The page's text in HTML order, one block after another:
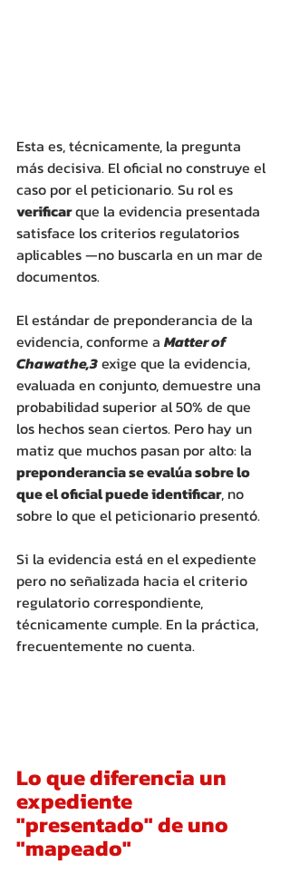
Esta es, técnicamente, la pregunta
más decisiva. El oficial no construye el
caso por el peticionario. Su rol es
verificar que la evidencia presentada
satisface los criterios regulatorios
aplicables —no buscarla en un mar de
documentos.
El estándar de preponderancia de la
evidencia, conforme a Matter of
Chawathe,3 exige que la evidencia,
evaluada en conjunto, demuestre una
probabilidad superior al 50% de que
los hechos sean ciertos. Pero hay un
matiz que muchos pasan por alto: la
preponderancia se evalúa sobre lo
que el oficial puede identificar, no
sobre lo que el peticionario presentó.
Si la evidencia está en el expediente
pero no señalizada hacia el criterio
regulatorio correspondiente,
técnicamente cumple. En la práctica,
frecuentemente no cuenta.
Lo que diferencia un
expediente
"presentado" de uno
"mapeado"